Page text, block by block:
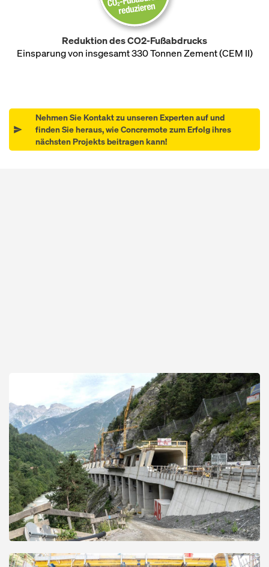
Reduktion des CO2-Fußabdrucks
Einsparung von insgesamt 330 Tonnen Zement (CEM II)
Nehmen Sie Kontakt zu unseren Experten auf und
finden Sie heraus, wie Concremote zum Erfolg ihres
nächsten Projekts beitragen kann!
Open